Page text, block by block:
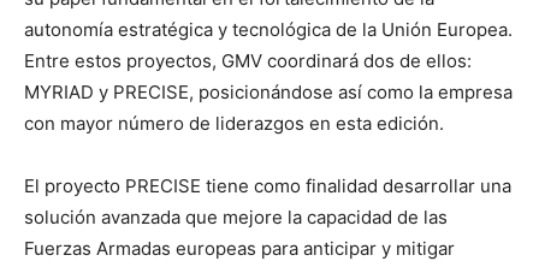
autonomía estratégica y tecnológica de la Unión Europea.
Entre estos proyectos, GMV coordinará dos de ellos:
MYRIAD y PRECISE, posicionándose así como la empresa
con mayor número de liderazgos en esta edición.
El proyecto PRECISE tiene como finalidad desarrollar una
solución avanzada que mejore la capacidad de las
Fuerzas Armadas europeas para anticipar y mitigar